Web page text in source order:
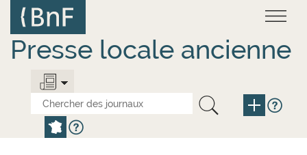
contenu
principal
Presse locale ancienne
Panneau de gestion des cookies